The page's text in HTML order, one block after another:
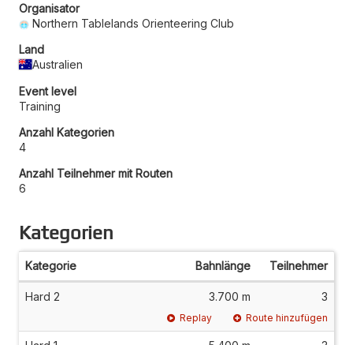
Organisator
Northern Tablelands Orienteering Club
Land
Australien
Event level
Training
Anzahl Kategorien
4
Anzahl Teilnehmer mit Routen
6
Kategorien
Kategorie Bahnlänge Teilnehmer
Hard 2 3.700 m 3
Replay Route hinzufügen